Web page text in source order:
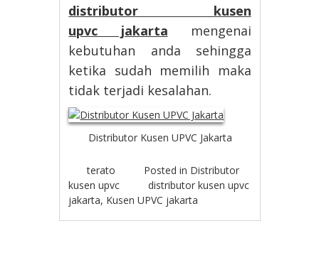
distributor kusen
upvc jakarta mengenai
kebutuhan anda sehingga
ketika sudah memilih maka
tidak terjadi kesalahan.
Distributor Kusen UPVC Jakarta
terato Posted in Distributor
kusen upvc
distributor kusen upvc
jakarta, Kusen UPVC jakarta